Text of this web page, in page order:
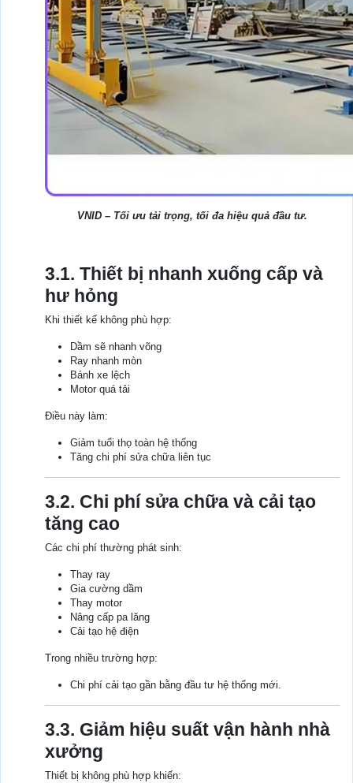
VNID – Tối ưu tải trọng, tối đa hiệu quả đầu tư.
3.1. Thiết bị nhanh xuống cấp và
hư hỏng
Khi thiết kế không phù hợp:
Dầm sẽ nhanh võng
Ray nhanh mòn
Bánh xe lệch
Motor quá tải
Điều này làm:
Giảm tuổi thọ toàn hệ thống
Tăng chi phí sửa chữa liên tục
3.2. Chi phí sửa chữa và cải tạo
tăng cao
Các chi phí thường phát sinh:
Thay ray
Gia cường dầm
Thay motor
Nâng cấp pa lăng
Cải tạo hệ điện
Trong nhiều trường hợp:
Chi phí cải tạo gần bằng đầu tư hệ thống mới.
3.3. Giảm hiệu suất vận hành nhà
xưởng
Thiết bị không phù hợp khiến: